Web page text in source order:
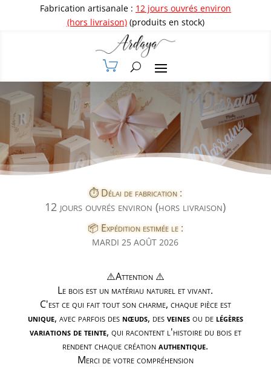
Fabrication artisanale : 12 jours ouvrés environ
(hors livraison)(produits en stock)
⏱️ Délai de fabrication :
12 jours ouvrés environ (hors livraison)
📦 Expédition estimée le :
MARDI 25 AOÛT 2026
⚠️Attention ⚠️
Le bois est un matériau naturel et vivant.
C'est ce qui fait tout son charme, chaque pièce est
unique, avec parfois des nœuds, desveinesou de légères
variations de teinte, qui racontent l'histoire du bois et
rendent chaque créationauthentique.
Merci de votre compréhension